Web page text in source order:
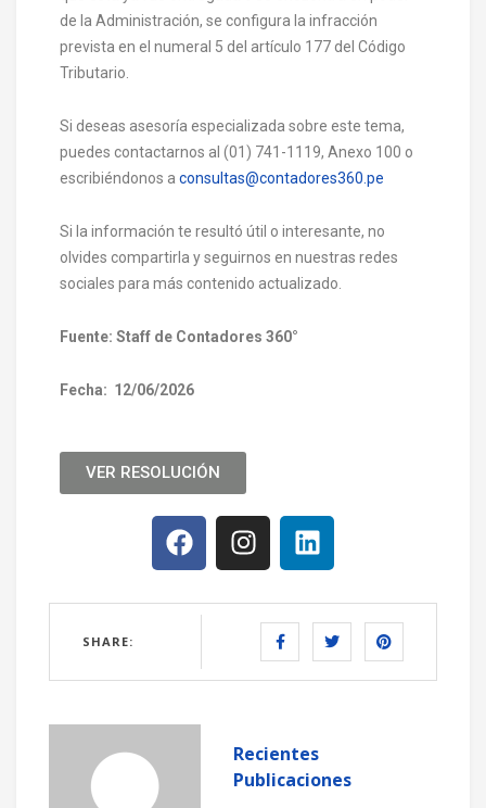
de la Administración, se configura la infracción
prevista en el numeral 5 del artículo 177 del Código
Tributario.
Si deseas asesoría especializada sobre este tema,
puedes contactarnos al (01) 741-1119, Anexo 100 o
escribiéndonos a consultas@contadores360.pe
Si la información te resultó útil o interesante, no
olvides compartirla y seguirnos en nuestras redes
sociales para más contenido actualizado.
Fuente: Staff de Contadores 360°
Fecha: 12/06/2026
VER RESOLUCIÓN
SHARE:
Recientes
Publicaciones